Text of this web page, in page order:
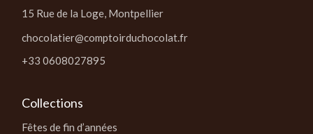
15 Rue de la Loge, Montpellier
chocolatier@comptoirduchocolat.fr
+33 0608027895
Collections
Fêtes de fin d’années